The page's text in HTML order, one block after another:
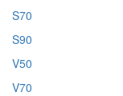
S70
S90
V50
V70